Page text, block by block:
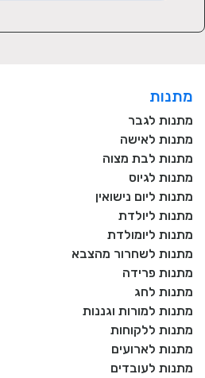
מתנות
מתנות לגבר
מתנות לאישה
מתנות לבת מצוה
מתנות לגיוס
מתנות ליום נישואין
מתנות ליולדת
מתנות ליומולדת
מתנות לשחרור מהצבא
מתנות פרידה
מתנות לחג
מתנות למורות וגננות
מתנות ללקוחות
מתנות לארועים
מתנות לעובדים